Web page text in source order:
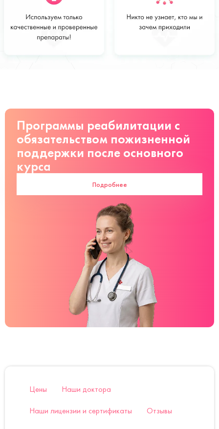
Стоимость
от 3100 руб
Заказать
Программы реабилитации с
обязательством пожизненной
поддержки после основного
курса
Подробнее
Цены Наши доктора
Наши лицензии и сертификаты Отзывы